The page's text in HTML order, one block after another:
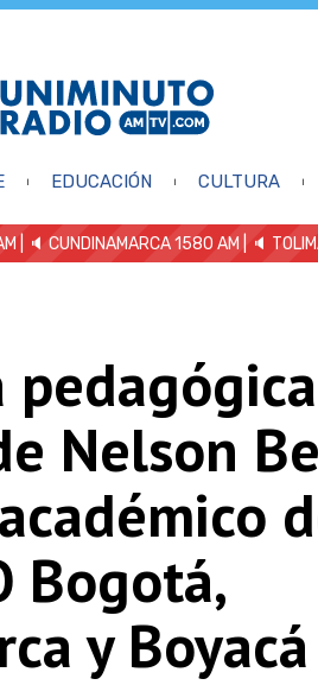
EDUCACIÓN CULTURA
| 🔈 CUNDINAMARCA 1580 AM | 🔈
Nelson
Bogotá,
y Boyacá